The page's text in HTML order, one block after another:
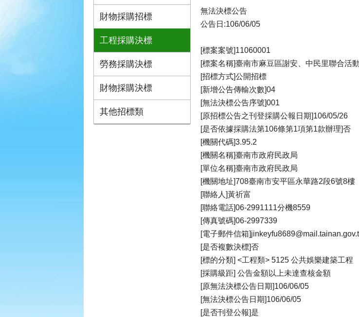
財物採購招標
工程採購決標
勞務採購決標
財物採購決標
其他招標類
無法決標公告
公告日:106/06/05
[標案案號]11060001
[標案名稱]臺南市麻豆區謝安、中民里聯合活
[招標方式]公開招標
[新增公告傳輸次數]04
[無法決標公告序號]001
[原招標公告之刊登採購公報日期]106/05/26
[是否依據採購法第106條第1項第1款辦理]否
[機關代碼]3.95.2
[機關名稱]臺南市政府民政局
[單位名稱]臺南市政府民政局
[機關地址]708臺南市安平區永華路2段6號8樓
[聯絡人]黃祈富
[聯絡電話]06-2991111分機8559
[傳真號碼]06-2997339
[電子郵件信箱
[是否複數決標]否
[標的分類] <工程類> 5125 公共娛樂建築工程
[採購級距] 公告金額以上未達查核金額
[原無法決標公告日期]106/06/05
[無法決標公告日期]106/06/05
[是否刊登公報]是